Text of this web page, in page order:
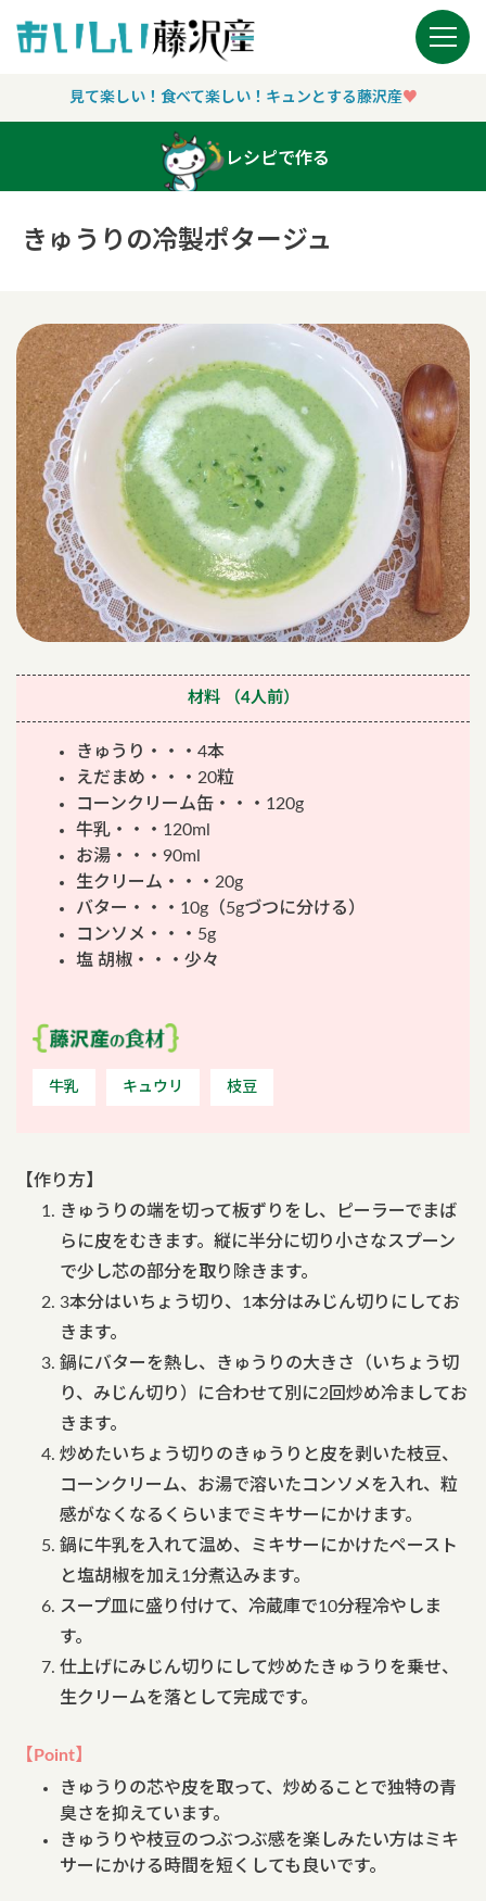
Main Navigation
見て楽しい！食べて楽しい！キュンとする藤沢産♥︎
レシピで作る
きゅうりの冷製ポタージュ
材料（4人前）
きゅうり・・・4本
えだまめ・・・20粒
コーンクリーム缶・・・120g
牛乳・・・120ml
お湯・・・90ml
生クリーム・・・20g
バター・・・10g（5gづつに分ける）
コンソメ・・・5g
塩 胡椒・・・少々
牛乳 キュウリ 枝豆
【作り方】
きゅうりの端を切って板ずりをし、ピーラーでまば
らに皮をむきます。縦に半分に切り小さなスプーン
で少し芯の部分を取り除きます。
3本分はいちょう切り、1本分はみじん切りにしてお
きます。
鍋にバターを熱し、きゅうりの大きさ（いちょう切
り、みじん切り）に合わせて別に2回炒め冷ましてお
きます。
炒めたいちょう切りのきゅうりと皮を剥いた枝豆、
コーンクリーム、お湯で溶いたコンソメを入れ、粒
感がなくなるくらいまでミキサーにかけます。
鍋に牛乳を入れて温め、ミキサーにかけたペースト
と塩胡椒を加え1分煮込みます。
スープ皿に盛り付けて、冷蔵庫で10分程冷やしま
す。
仕上げにみじん切りにして炒めたきゅうりを乗せ、
生クリームを落として完成です。
【Point】
きゅうりの芯や皮を取って、炒めることで独特の青
臭さを抑えています。
きゅうりや枝豆のつぶつぶ感を楽しみたい方はミキ
サーにかける時間を短くしても良いです。